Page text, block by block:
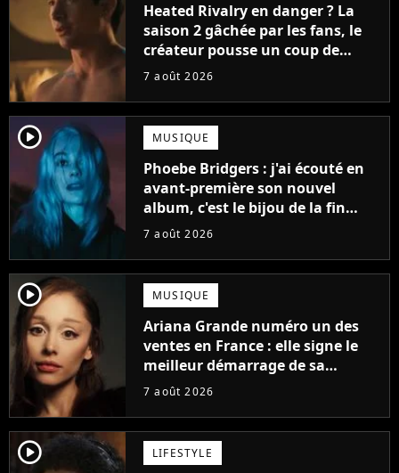
Heated Rivalry en danger ? La
saison 2 gâchée par les fans, le
créateur pousse un coup de
gueule
7 août 2026
player2 MUSIQUE
Phoebe Bridgers : j'ai écouté en
avant-première son nouvel
album, c'est le bijou de la fin
d'été
7 août 2026
player2 MUSIQUE
Ariana Grande numéro un des
ventes en France : elle signe le
meilleur démarrage de sa
carrière avec son album Petal
7 août 2026
player2 LIFESTYLE